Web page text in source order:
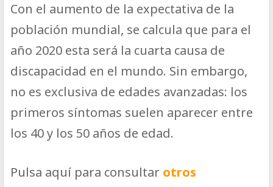
Con el aumento de la expectativa de la
población mundial, se calcula que para el
año 2020 esta será la cuarta causa de
discapacidad en el mundo. Sin embargo,
no es exclusiva de edades avanzadas: los
primeros síntomas suelen aparecer entre
los 40 y los 50 años de edad.
Pulsa aquí para consultar otros